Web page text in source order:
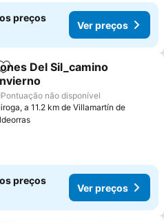
preços
Ver preços
Adicionar aos favoritos
Del Sil_camino
Pontuação não disponível
a 11.2 km de Villamartín de
preços
Ver preços